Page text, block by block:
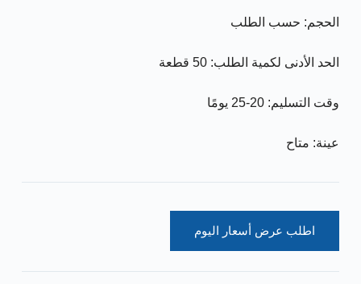
الحجم: حسب الطلب
الحد الأدنى لكمية الطلب: 50 قطعة
وقت التسليم: 20-25 يومًا
عينة: متاح
اطلب عرض أسعار اليوم